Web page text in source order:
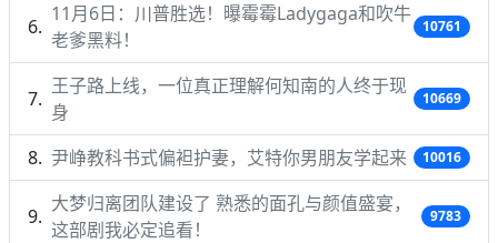
11月6日：川普胜选！曝霉霉Ladygaga和吹牛
老爹黑料！
10761
王子路上线，一位真正理解何知南的人终于现
身
10669
尹峥教科书式偏袒护妻，艾特你男朋友学起来 10016
大梦归离团队建设了 熟悉的面孔与颜值盛宴，
这部剧我必定追看！
9783